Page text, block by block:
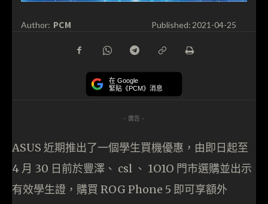
Author: PCM Published:2021-04-25
在 Google
緊貼《PCM》消息
- 廣告 -
ASUS 近期推出了一個學生買機優惠，由即日起至
4 月 30 日前於豐澤、 csl 、 1O1O 門市選購並出示
有效學生證，購買 ROG Phone 5 即可享額外